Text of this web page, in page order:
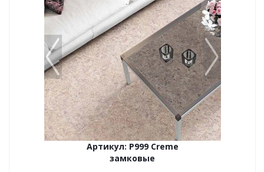
Артикул: P999 Creme
замковые